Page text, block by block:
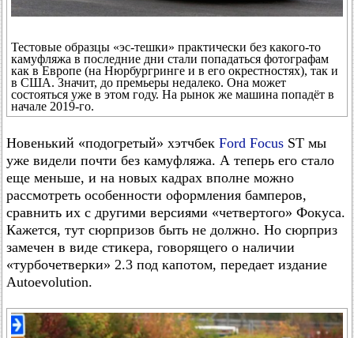
Тестовые образцы «эс-тешки» практически без какого-то
камуфляжа в последние дни стали попадаться фотографам
как в Европе (на Нюрбургринге и в его окрестностях), так и
в США. Значит, до премьеры недалеко. Она может
состояться уже в этом году. На рынок же машина попадёт в
начале 2019-го.
Новенький «подогретый» хэтчбек Ford Focus ST мы
уже видели почти без камуфляжа. А теперь его стало
еще меньше, и на новых кадрах вполне можно
рассмотреть особенности оформления бамперов,
сравнить их с другими версиями «четвертого» Фокуса.
Кажется, тут сюрпризов быть не должно. Но сюрприз
замечен в виде стикера, говорящего о наличии
«турбочетверки» 2.3 под капотом, передает издание
Autoevolution.